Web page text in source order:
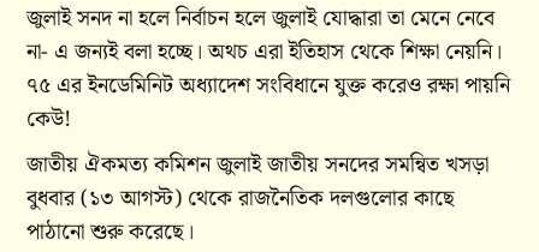
জুলাই সনদ না হলে নির্বাচন হলে জুলাই যোদ্ধারা তা মেনে নেবে
না- এ জন্যই বলা হচ্ছে। অথচ এরা ইতিহাস থেকে শিক্ষা নেয়নি।
৭৫ এর ইনডেমিনিট অধ্যাদেশ সংবিধানে যুক্ত করেও রক্ষা পায়নি
কেউ!
জাতীয় ঐকমত্য কমিশন জুলাই জাতীয় সনদের সমন্বিত খসড়া
বুধবার (১৩ আগস্ট) থেকে রাজনৈতিক দলগুলোর কাছে
পাঠানো শুরু করেছে।